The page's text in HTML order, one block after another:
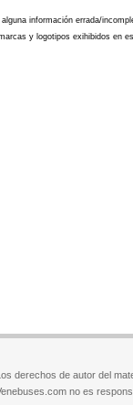
información errada/
y logotipos exihibidos en
derechos de autor del
no es